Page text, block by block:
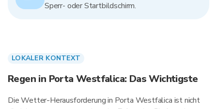
Sperr- oder Startbildschirm.
LOKALER KONTEXT
Regen in Porta Westfalica: Das Wichtigste
Die Wetter-Herausforderung in Porta Westfalica ist nicht